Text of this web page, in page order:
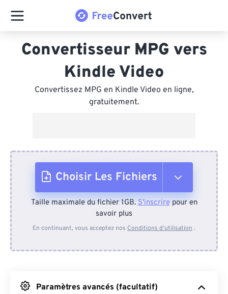
Convertisseur MPG vers
Kindle Video
Convertissez MPG en Kindle Video en ligne,
gratuitement.
Choisir Les Fichiers
Depuis l'appareil
Depuis Google Drive
Taille maximale du fichier 1GB.S'inscrirepour en
savoir plus
En continuant, vous acceptez nos Conditions d'utilisation .
Paramètres avancés (facultatif)